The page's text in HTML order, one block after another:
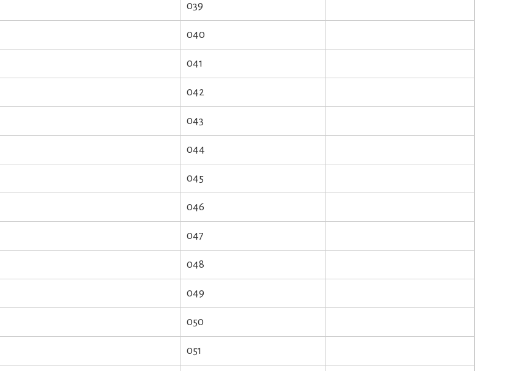
039
040
041
042
043
044
045
046
047
048
049
050
051